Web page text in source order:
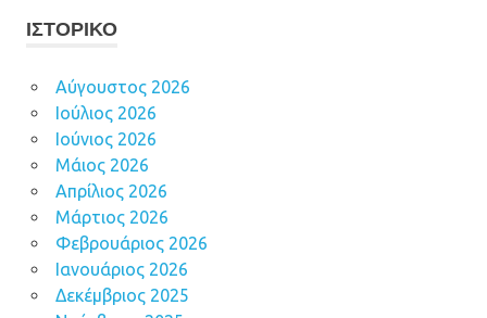
ΙΣΤΟΡΙΚΌ
Αύγουστος 2026
Ιούλιος 2026
Ιούνιος 2026
Μάιος 2026
Απρίλιος 2026
Μάρτιος 2026
Φεβρουάριος 2026
Ιανουάριος 2026
Δεκέμβριος 2025